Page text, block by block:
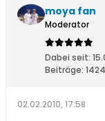
moya fan
Moderator
Dabei seit:
Beiträge:
02.02.2010, 17:58